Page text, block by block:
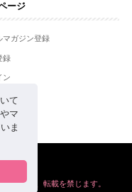
て
マ
ま
ージ
マガジン登録
録
ン
無断複写、転載を禁じます。